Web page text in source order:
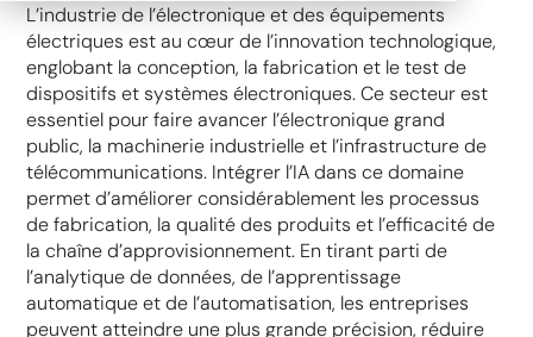
L’industrie de l’électronique et des équipements
électriques est au cœur de l’innovation technologique,
englobant la conception, la fabrication et le test de
dispositifs et systèmes électroniques. Ce secteur est
essentiel pour faire avancer l’électronique grand
public, la machinerie industrielle et l’infrastructure de
télécommunications. Intégrer l’IA dans ce domaine
permet d’améliorer considérablement les processus
de fabrication, la qualité des produits et l’efficacité de
la chaîne d’approvisionnement. En tirant parti de
l’analytique de données, de l’apprentissage
automatique et de l’automatisation, les entreprises
peuvent atteindre une plus grande précision, réduire